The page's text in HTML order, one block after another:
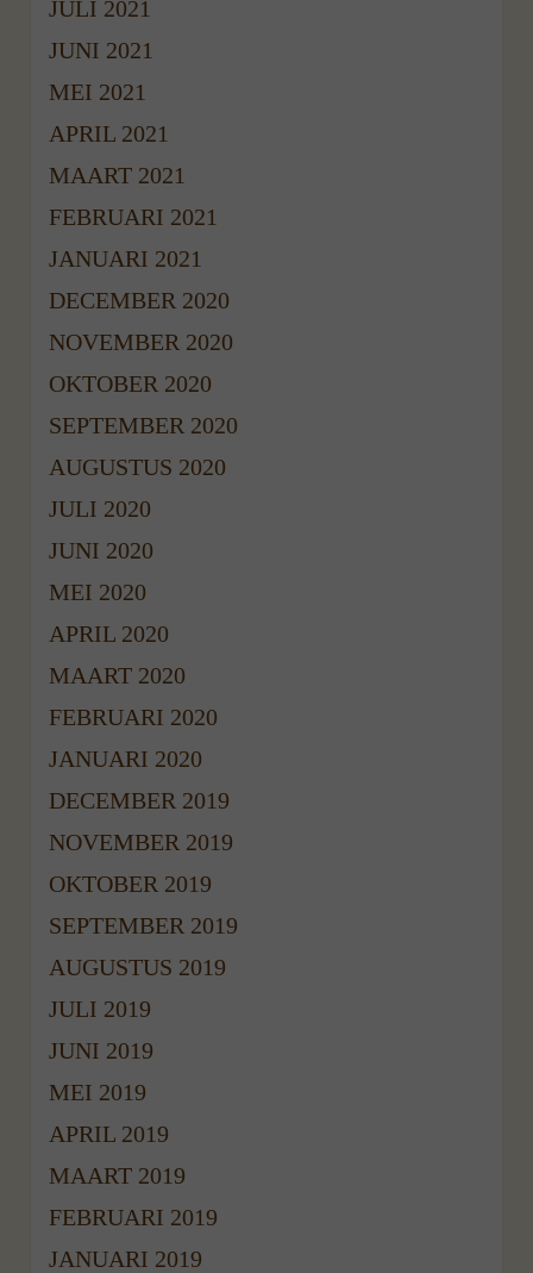
JULI 2021
JUNI 2021
MEI 2021
APRIL 2021
MAART 2021
FEBRUARI 2021
JANUARI 2021
DECEMBER 2020
NOVEMBER 2020
OKTOBER 2020
SEPTEMBER 2020
AUGUSTUS 2020
JULI 2020
JUNI 2020
MEI 2020
APRIL 2020
MAART 2020
FEBRUARI 2020
JANUARI 2020
DECEMBER 2019
NOVEMBER 2019
OKTOBER 2019
SEPTEMBER 2019
AUGUSTUS 2019
JULI 2019
JUNI 2019
MEI 2019
APRIL 2019
MAART 2019
FEBRUARI 2019
JANUARI 2019